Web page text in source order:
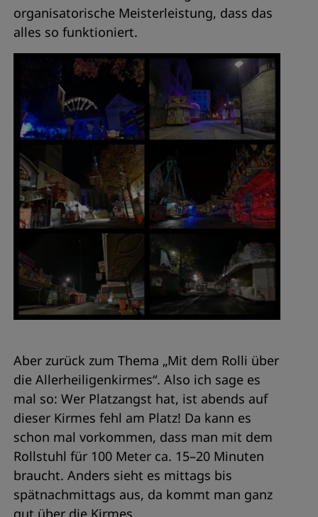
organisatorische Meisterleistung, dass das
alles so funktioniert.
Aber zurück zum Thema „Mit dem Rolli über
die Allerheiligenkirmes“. Also ich sage es
mal so: Wer Platzangst hat, ist abends auf
dieser Kirmes fehl am Platz! Da kann es
schon mal vorkommen, dass man mit dem
Rollstuhl für 100 Meter ca. 15–20 Minuten
braucht. Anders sieht es mittags bis
spätnachmittags aus, da kommt man ganz